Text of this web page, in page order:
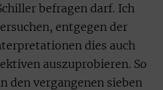
befragen darf. Ich
entgegen der
dies auch
auszuprobieren. So
den vergangenen sieben